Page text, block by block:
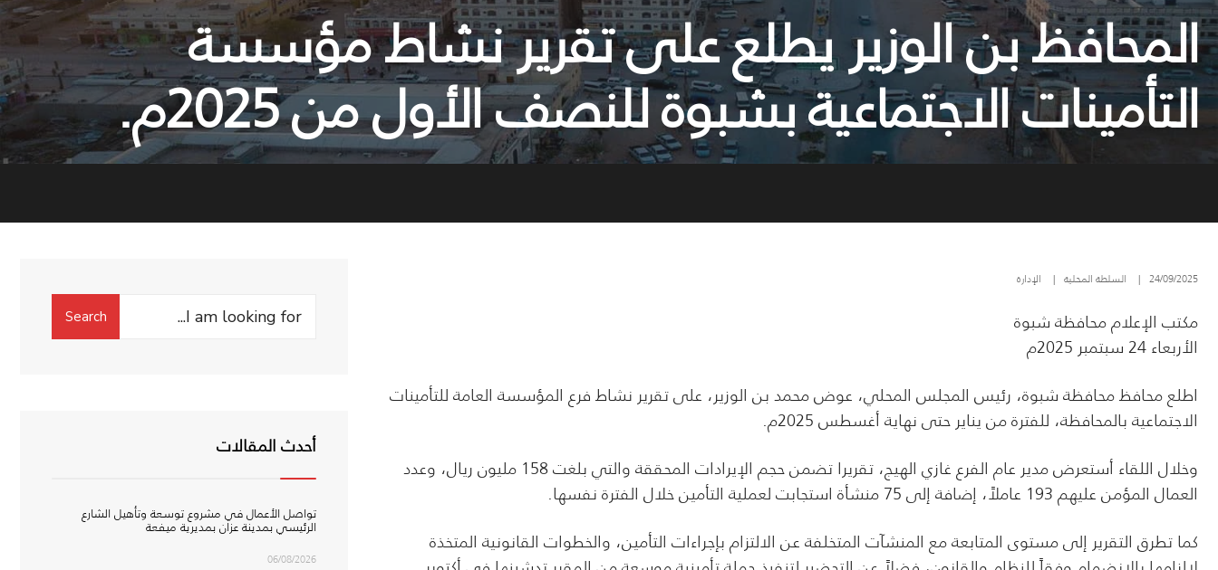
المحافظ بن الوزير يطلع على تقرير نشاط مؤسسة
التأمينات الاجتماعية بشبوة للنصف الأول من 2025م.
24/09/2025
| السلطة المحلية | الإدارة
مكتب الإعلام محافظة شبوة
الأربعاء 24 سبتمبر 2025م
اطلع محافظ محافظة شبوة، رئيس المجلس المحلي، عوض محمد بن الوزير، على تقرير نشاط فرع المؤسسة العامة للتأمينات
الاجتماعية بالمحافظة، للفترة من يناير حتى نهاية أغسطس 2025م.
وخلال اللقاء أستعرض مدير عام الفرع غازي الهيج، تقريرا تضمن حجم الإيرادات المحققة والتي بلغت 158 مليون ريال، وعدد
العمال المؤمن عليهم 193 عاملاً، إضافة إلى 75 منشأة استجابت لعملية التأمين خلال الفترة نفسها.
كما تطرق التقرير إلى مستوى المتابعة مع المنشآت المتخلفة عن الالتزام بإجراءات التأمين، والخطوات القانونية المتخذة
Search
Search
أحدث المقالات
تواصل الأعمال في مشروع توسعة وتأهيل الشارع
الرئيسي بمدينة عزان بمديرية ميفعة
06/08/2026